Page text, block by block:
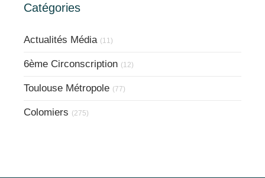
Catégories
Actualités Média (11)
6ème Circonscription (12)
Toulouse Métropole (77)
Colomiers (275)